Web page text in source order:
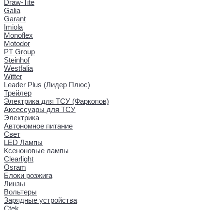
Draw-Tite
Galia
Garant
Imiola
Monoflex
Motodor
PT Group
Steinhof
Westfalia
Witter
Leader Plus (Лидер Плюс)
Трейлер
Электрика для ТСУ (Фаркопов)
Аксессуары для ТСУ
Электрика
Автономное питание
Свет
LED Лампы
Ксеноновые лампы
Clearlight
Osram
Блоки розжига
Линзы
Вольтеры
Зарядные устройства
Ctek